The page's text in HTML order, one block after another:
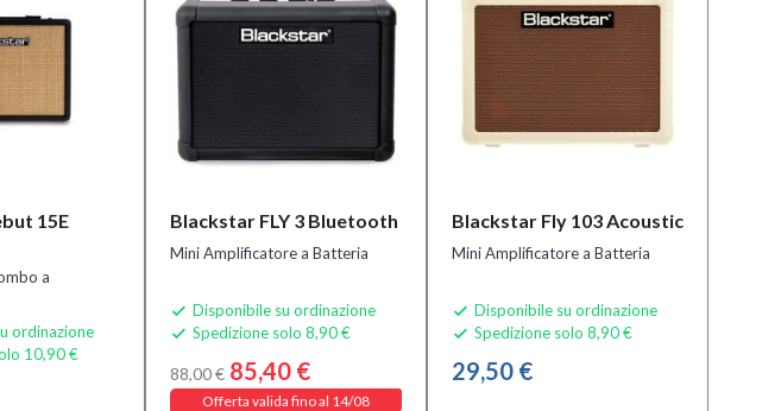
15E
a
ordinazione
10,90 €
Blackstar FLY 3 Bluetooth
Mini Amplificatore a Batteria
 Disponibile su ordinazione
 Spedizione solo 8,90 €
88,00 € 85,40 €
Offerta valida fino al 14/08
Blackstar Fly 103 Acoustic
Mini Amplificatore a Batteria
 Disponibile su ordinazione
 Spedizione solo 8,90 €
29,50 €